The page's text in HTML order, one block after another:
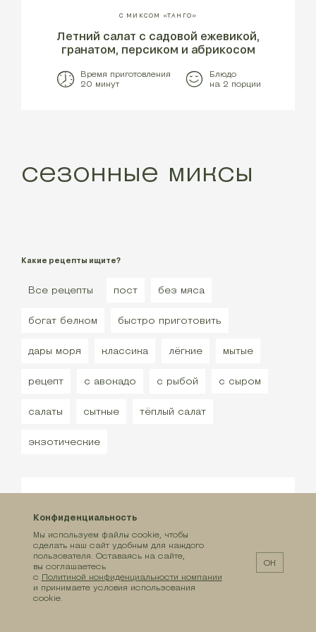
С МИКСОМ «ТАНГО»
Летний салат с садовой ежевикой,
гранатом, персиком и абрикосом
Время приготовления
20 минут
Блюдо
на 2 порции
сезонные миксы
Какие рецепты ищите?
Все рецепты пост без мяса
богат белком быстро приготовить
дары моря классика лёгкие мытые
рецепт с авокадо с рыбой с сыром
салаты сытные тёплый салат
экзотические
Конфиденциальность
Мы используем файлы cookie, чтобы
сделать наш сайт удобным для каждого
пользователя. Оставаясь на сайте,
вы соглашаетесь
с Политикой конфиденциальности компании
и принимаете условия использования
cookie.
ОК